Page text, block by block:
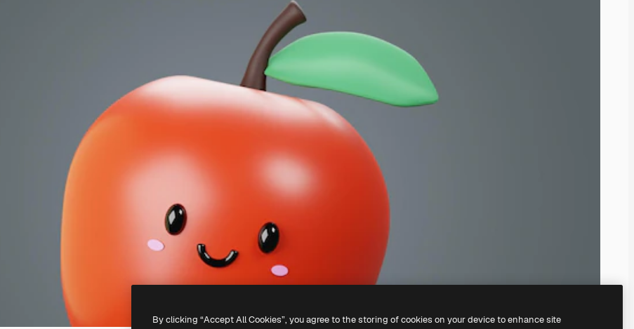
By clicking “Accept All Cookies”, you agree to the storing of cookies on your device to enhance site